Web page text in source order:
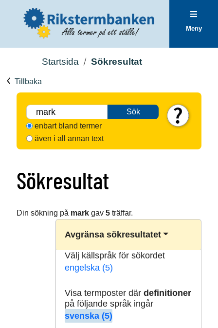
Meny
Startsida Sökresultat
Tillbaka
Sök
enbart bland termer
även i all annan text
Sökresultat
Din sökning på markgav 5träffar.
Avgränsa sökresultatet
Välj källspråk för sökordet
engelska (5)
Visa termposter där definitioner
på följande språk ingår
svenska (5)